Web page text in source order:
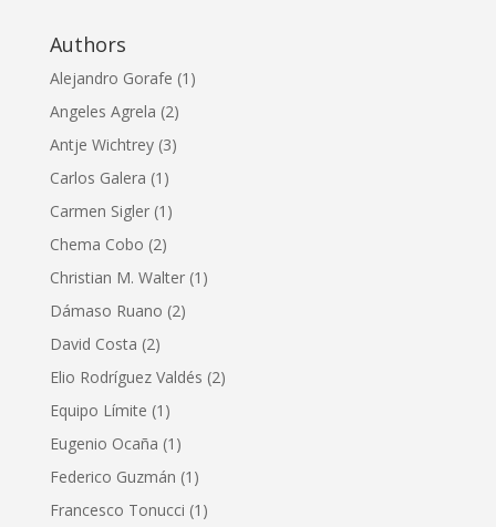
Authors
Alejandro Gorafe (1)
Angeles Agrela (2)
Antje Wichtrey (3)
Carlos Galera (1)
Carmen Sigler (1)
Chema Cobo (2)
Christian M. Walter (1)
Dámaso Ruano (2)
David Costa (2)
Elio Rodríguez Valdés (2)
Equipo Límite (1)
Eugenio Ocaña (1)
Federico Guzmán (1)
Francesco Tonucci (1)